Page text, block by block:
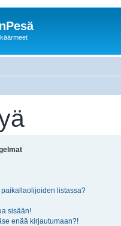
listassa?
sisään!
enää kirjautumaan?!